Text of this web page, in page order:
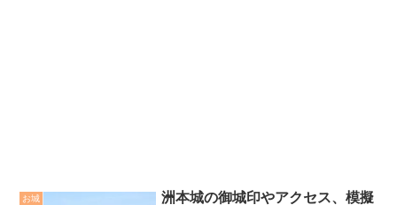
お城
洲本城の御城印やアクセス、模擬